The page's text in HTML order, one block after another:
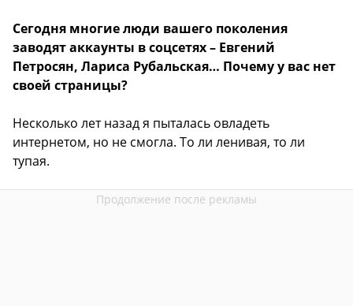
Сегодня многие люди вашего поколения
заводят аккаунты в соцсетях – Евгений
Петросян, Лариса Рубальская… Почему у вас нет
своей страницы?
Несколько лет назад я пыталась овладеть
интернетом, но не смогла. То ли ленивая, то ли
тупая.